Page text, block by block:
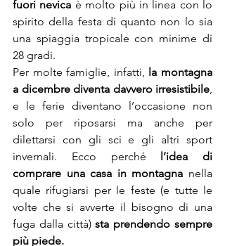
fuori nevica è molto più in linea con lo
spirito della festa di quanto non lo sia
una spiaggia tropicale con minime di
28 gradi.
Per molte famiglie, infatti, la montagna
a dicembre diventa davvero irresistibile,
e le ferie diventano l’occasione non
solo per riposarsi ma anche per
dilettarsi con gli sci e gli altri sport
invernali. Ecco perché
l’idea di
comprare una casa in montagna nella
quale rifugiarsi per le feste (e tutte le
volte che si avverte il bisogno di una
fuga dalla città) sta prendendo sempre
più piede.